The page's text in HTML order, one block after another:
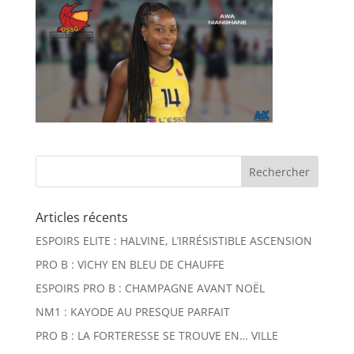
Articles récents
ESPOIRS ELITE : HALVINE, L’IRRÉSISTIBLE ASCENSION
PRO B : VICHY EN BLEU DE CHAUFFE
ESPOIRS PRO B : CHAMPAGNE AVANT NOËL
NM1 : KAYODE AU PRESQUE PARFAIT
PRO B : LA FORTERESSE SE TROUVE EN… VILLE